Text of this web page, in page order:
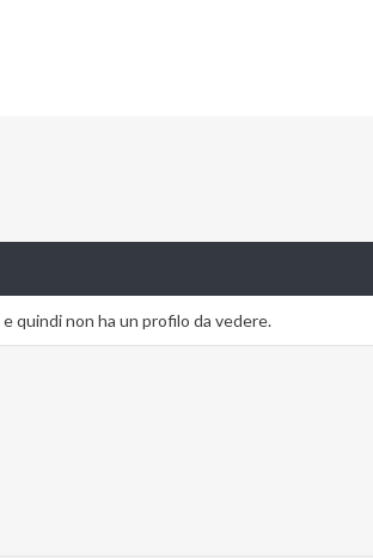
quindi non ha un profilo da vedere.